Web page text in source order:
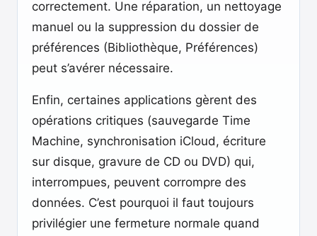
correctement. Une réparation, un nettoyage
manuel ou la suppression du dossier de
préférences (Bibliothèque, Préférences)
peut s’avérer nécessaire.
Enfin, certaines applications gèrent des
opérations critiques (sauvegarde Time
Machine, synchronisation iCloud, écriture
sur disque, gravure de CD ou DVD) qui,
interrompues, peuvent corrompre des
données. C’est pourquoi il faut toujours
privilégier une fermeture normale quand